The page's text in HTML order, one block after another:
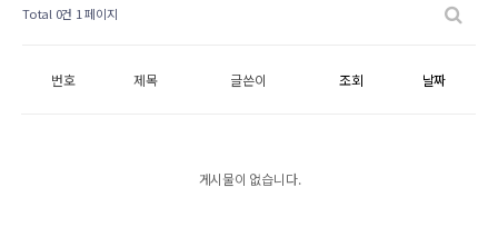
Total 0건 1 페이지
번호 제목 글쓴이 조회 날짜
게시물이 없습니다.